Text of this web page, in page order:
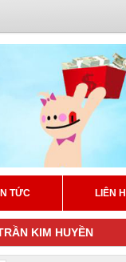
TỨC LIÊN
KIM HUYỀN